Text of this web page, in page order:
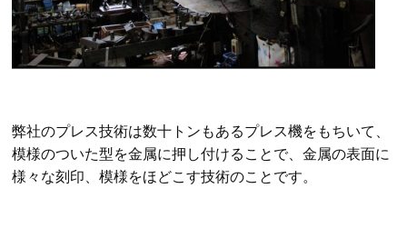
弊社のプレス技術は数十トンもあるプレス機をもちいて、
模様のついた型を金属に押し付けることで、金属の表面に
様々な刻印、模様をほどこす技術のことです。